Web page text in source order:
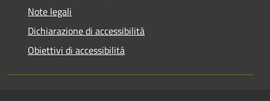
Note legali
Dichiarazione di accessibilità
Obiettivi di accessibilità